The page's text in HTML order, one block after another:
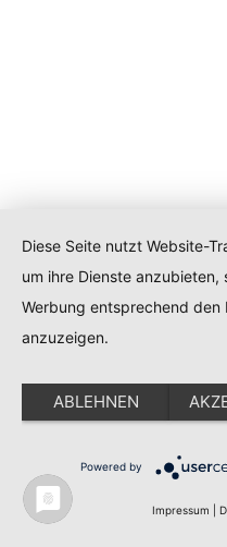
Diese Seite nutzt Website-
um ihre Dienste
Werbung entsprechend
anzuzeigen.
ABLEHNEN
Powered by
Impressum